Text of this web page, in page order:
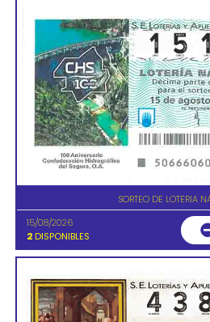
SORTEO DE LOTERIA
15/08/2026
2 DISPONIBLES